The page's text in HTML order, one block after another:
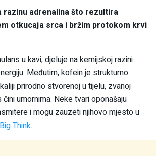
razinu adrenalina što rezultira
otkucaja srca i bržim protokom krvi
u kavi, djeluje na kemijskoj razini
Međutim, kofein je strukturno
prirodno stvorenoj u tijelu, zvanoj
umornima. Neke tvari oponašaju
i mogu zauzeti njihovo mjesto u
Big Think.